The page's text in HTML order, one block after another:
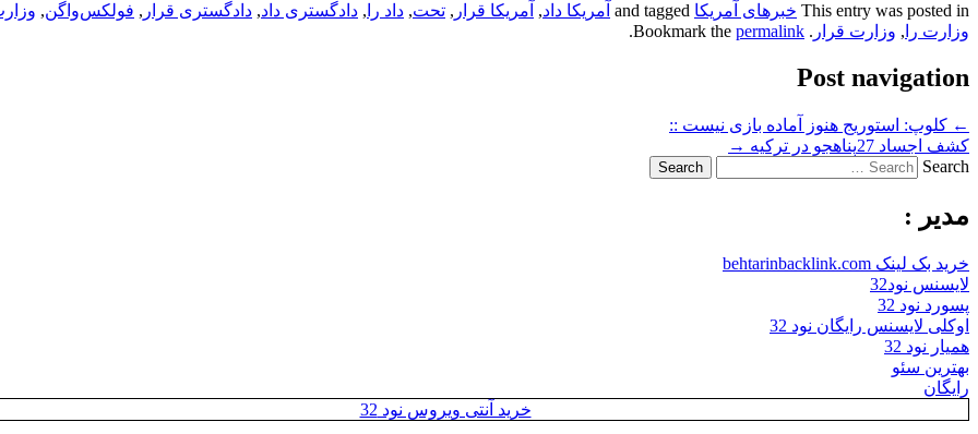
This entry was posted in خبرهای آمریکا آمریکا داد, آمریکا قرار , تحت, داد را , دادگستری داد, دادگستری قرار , فولکس‌واگن,
وزارت را , وزارت قرار . Bookmark the
permalink
.
Post navigation
← کلوپ: استوریج هنوز آماده بازی نیست ::
کشف اجساد 27پناهجو در ترکیه
→
Search
مدیر :
خرید بک لینک behtarinbacklink.com
لایسنس نود32
پسورد نود 32
اوکلی لایسنس رایگان نود 32
همیار نود 32
بهترین سئو
رایگان
خرید آنتی ویروس نود 32